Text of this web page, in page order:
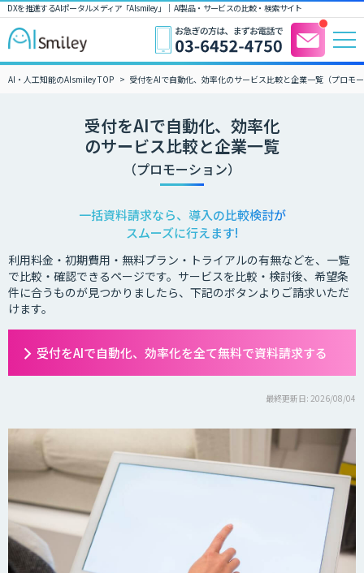
DXを推進するAIポータルメディア「AIsmiley」｜ AI製品・サービスの比較・検索サイト
AI・人工知能のAIsmiley TOP 受付をAIで自動化、効率化のサービス比較と企業一覧（プロモ
受付をAIで自動化、効率化
のサービス比較と企業一覧
（プロモーション）
一括資料請求なら、導入の比較検討が
スムーズに行えます!
利用料金・初期費用・無料プラン・トライアルの有無などを、一覧
で比較・確認できるページです。サービスを比較・検討後、希望条
件に合うものが見つかりましたら、下記のボタンよりご請求いただ
けます。
受付をAIで自動化、効率化を全て無料で資料請求する
最終更新日: 2026/08/04